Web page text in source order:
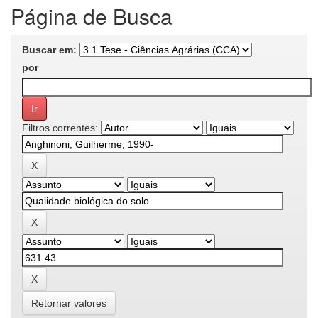
Página de Busca
Buscar em:
por
Filtros correntes:
Retornar valores